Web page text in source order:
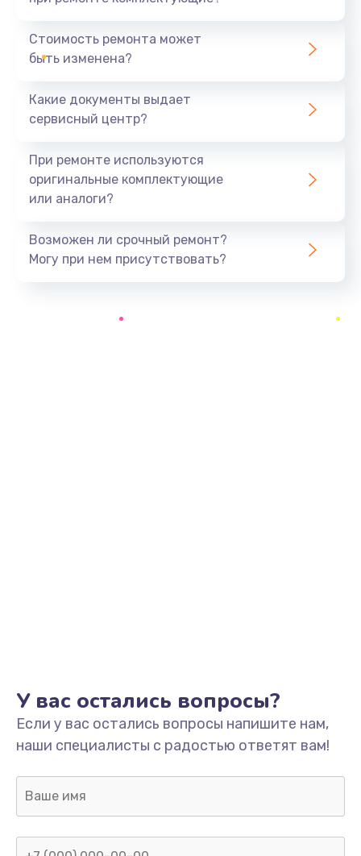
1890 руб.
Замена аккумулятора
Замена SSD
Заказать
Замена системы охлаждения
1645 руб.
Заказать
Замена термопасты
1095 руб.
Стоимость ремонта может
быть изменена?
Какие документы выдает
сервисный центр?
При ремонте используются
оригинальные комплектующие
или аналоги?
Возможен ли срочный ремонт?
Могу при нем присутствовать?
У вас остались вопросы?
Если у вас остались вопросы напишите нам,
наши специалисты с радостью ответят вам!